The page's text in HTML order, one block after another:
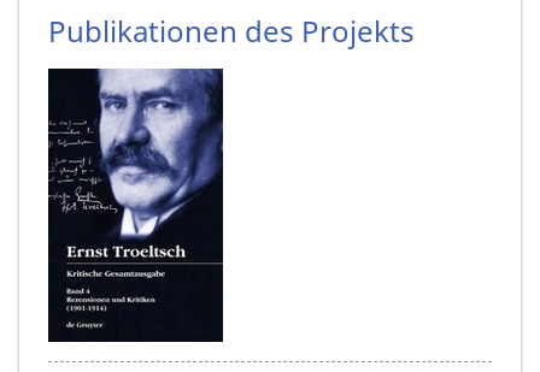
Publikationen des Projekts